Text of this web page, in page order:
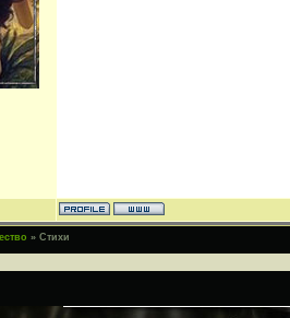
» Стихи